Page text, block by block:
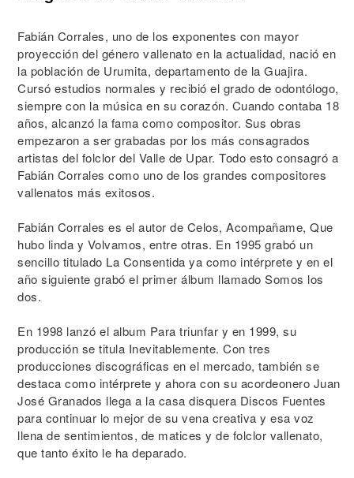
Fabián Corrales, uno de los exponentes con mayor
proyección del género vallenato en la actualidad, nació en
la población de Urumita, departamento de la Guajira.
Cursó estudios normales y recibió el grado de odontólogo,
siempre con la música en su corazón. Cuando contaba 18
años, alcanzó la fama como compositor. Sus obras
empezaron a ser grabadas por los más consagrados
artistas del folclor del Valle de Upar. Todo esto consagró a
Fabián Corrales como uno de los grandes compositores
vallenatos más exitosos.
Fabián Corrales es el autor de Celos, Acompañame, Que
hubo linda y Volvamos, entre otras. En 1995 grabó un
sencillo titulado La Consentida ya como intérprete y en el
año siguiente grabó el primer álbum llamado Somos los
dos.
En 1998 lanzó el album Para triunfar y en 1999, su
producción se titula Inevitablemente. Con tres
producciones discográficas en el mercado, también se
destaca como intérprete y ahora con su acordeonero Juan
José Granados llega a la casa disquera Discos Fuentes
para continuar lo mejor de su vena creativa y esa voz
llena de sentimientos, de matices y de folclor vallenato,
que tanto éxito le ha deparado.